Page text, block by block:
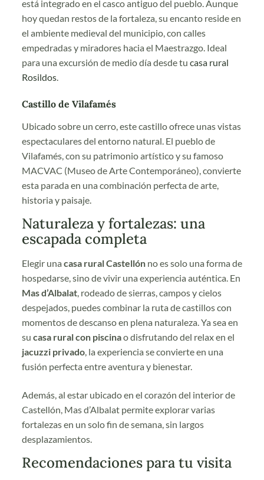
está integrado en el casco antiguo del pueblo. Aunque
hoy quedan restos de la fortaleza, su encanto reside en
el ambiente medieval del municipio, con calles
empedradas y miradores hacia el Maestrazgo. Ideal
para una excursión de medio día desde tu casa rural
Rosildos.
Castillo de Vilafamés
Ubicado sobre un cerro, este castillo ofrece unas vistas
espectaculares del entorno natural. El pueblo de
Vilafamés, con su patrimonio artístico y su famoso
MACVAC (Museo de Arte Contemporáneo), convierte
esta parada en una combinación perfecta de arte,
historia y paisaje.
Naturaleza y fortalezas: una
escapada completa
Elegir una casa rural Castellónno es solo una forma de
hospedarse, sino de vivir una experiencia auténtica. En
Mas d’Albalat, rodeado de sierras, campos y cielos
despejados, puedes combinar la ruta de castillos con
momentos de descanso en plena naturaleza. Ya sea en
su casa rural con piscinao disfrutando del relax en el
jacuzzi privado, la experiencia se convierte en una
fusión perfecta entre aventura y bienestar.
Además, al estar ubicado en el corazón del interior de
Castellón, Mas d’Albalat permite explorar varias
fortalezas en un solo fin de semana, sin largos
desplazamientos.
Recomendaciones para tu visita